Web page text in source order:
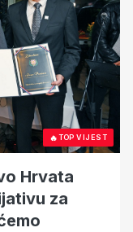
🔥TOP VIJEST
Hrvata
za